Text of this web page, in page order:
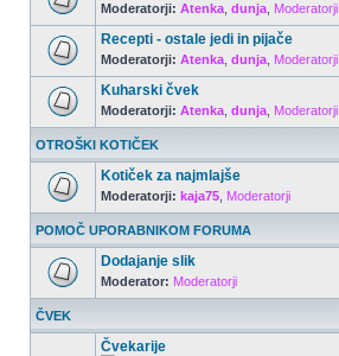
Moderatorji: Atenka dunja Moderatorji
Recepti - ostale jedi in pijače
Moderatorji: Atenka dunja Moderatorji
Kuharski čvek
Moderatorji: Atenka dunja Moderatorji
OTROŠKI KOTIČEK
Kotiček za najmlajše
Moderatorji: kaja75 Moderatorji
POMOČ UPORABNIKOM FORUMA
Dodajanje slik
Moderator: Moderatorji
ČVEK
Čvekarije